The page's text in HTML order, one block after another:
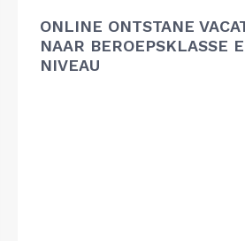
ONLINE ONTSTANE
NAAR BEROEPSKLASSE
NIVEAU